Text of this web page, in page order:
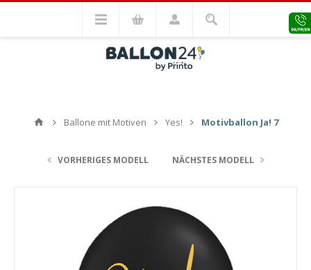
Ballone mit Motiven Yes! Motivballon Ja! 7
VORHERIGES MODELL NÄCHSTES MODELL